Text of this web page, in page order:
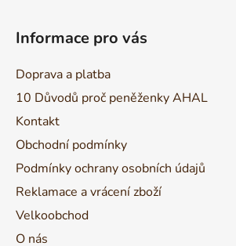
Informace pro vás
Doprava a platba
10 Důvodů proč peněženky AHAL
Kontakt
Obchodní podmínky
Podmínky ochrany osobních údajů
Reklamace a vrácení zboží
Velkoobchod
O nás